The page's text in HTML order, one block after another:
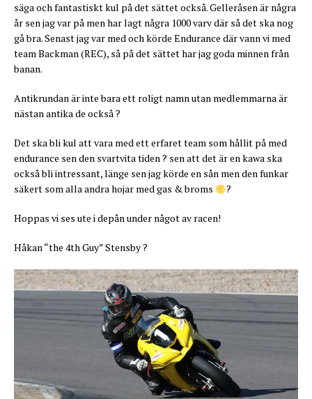
säga och fantastiskt kul på det sättet också. Gelleråsen är några
år sen jag var på men har lagt några 1000 varv där så det ska nog
gå bra. Senast jag var med och körde Endurance där vann vi med
team Backman (REC), så på det sättet har jag goda minnen från
banan.
Antikrundan är inte bara ett roligt namn utan medlemmarna är
nästan antika de också ?
Det ska bli kul att vara med ett erfaret team som hållit på med
endurance sen den svartvita tiden ? sen att det är en kawa ska
också bli intressant, länge sen jag körde en sån men den funkar
säkert som alla andra hojar med gas & broms
?
Hoppas vi ses ute i depån under något av racen!
Håkan “the 4th Guy” Stensby ?